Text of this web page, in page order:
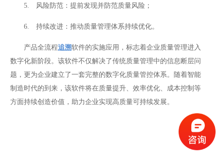
5. 风险防范：提前发现并防范质量风险；
6. 持续改进：推动质量管理体系持续优化。
产品全流程追溯软件的实施应用，标志着企业质量管理进入
数字化新阶段。该软件不仅解决了传统质量管理中的信息断层问
题，更为企业建立了一套完整的数字化质量管控体系。随着智能
制造时代的到来，该软件将在质量提升、效率优化、成本控制等
方面持续创造价值，助力企业实现高质量可持续发展。